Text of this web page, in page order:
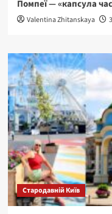
Помпеї — «капсула
Valentina Zhitanskaya
Стародавній Київ